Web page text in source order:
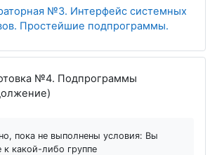
№3. Интерфейс системных
Простейшие подпрограммы.
№4. Подпрограммы
пока не выполнены условия: Вы
к какой-либо группе